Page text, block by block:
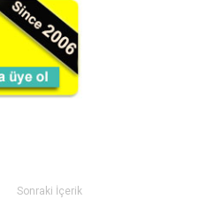
Sonraki İçerik